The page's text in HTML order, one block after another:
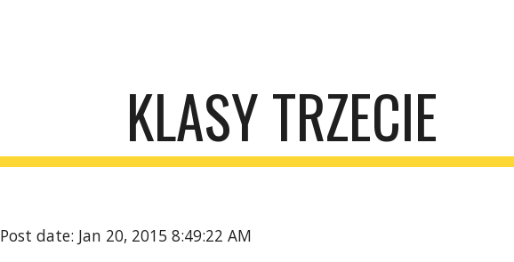
KLASY TRZECIE
Post date: Jan 20, 2015 8:49:22 AM